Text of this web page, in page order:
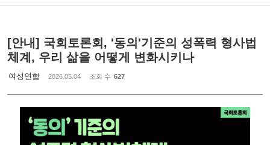
[안내] 국회토론회, '동의'기준의 성폭력 형사법
체계, 우리 삶을 어떻게 변화시키나
여성연합 2026.05.04 조회 수 627